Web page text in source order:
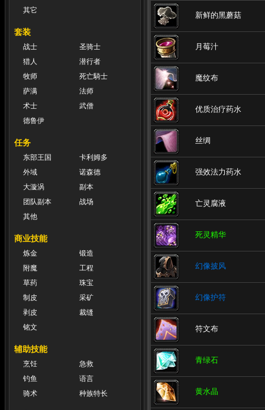
其它
套装
战士
圣骑士
猎人
潜行者
牧师
死亡騎士
萨满
法师
术士
武僧
德鲁伊
任务
东部王国
卡利姆多
外域
诺森德
大漩涡
副本
团队副本
战场
其他
商业技能
炼金
锻造
附魔
工程
草药
珠宝
制皮
采矿
剥皮
裁缝
铭文
辅助技能
烹饪
急救
钓鱼
语言
骑术
种族特长
新鲜的黑蘑菇
月莓汁
魔纹布
优质治疗药水
丝绸
强效法力药水
亡灵腐液
死灵精华
幻像披风
幻像护符
符文布
青绿石
黄水晶